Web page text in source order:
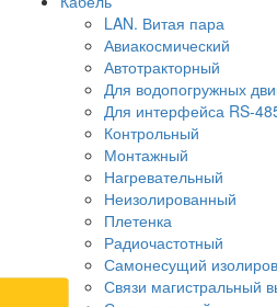
LAN. Витая пара
Авиакосмический
Автотракторный
Для водопогружных
Для интерфейса RS-
Контрольный
Монтажный
Нагревательный
Неизолированный
Плетенка
Радиочастотный
Самонесущий
Связи магистральный